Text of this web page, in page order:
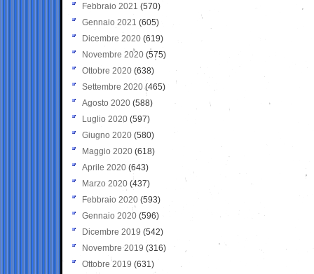
Febbraio 2021 (570)
Gennaio 2021 (605)
Dicembre 2020 (619)
Novembre 2020 (575)
Ottobre 2020 (638)
Settembre 2020(465)
Agosto 2020 (588)
Luglio 2020 (597)
Giugno 2020 (580)
Maggio 2020 (618)
Aprile 2020 (643)
Marzo 2020 (437)
Febbraio 2020 (593)
Gennaio 2020 (596)
Dicembre 2019 (542)
Novembre 2019 (316)
Ottobre 2019 (631)